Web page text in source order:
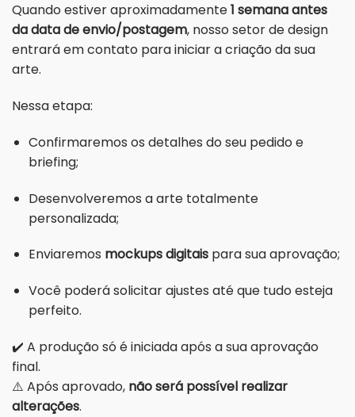
Quando estiver aproximadamente1 semana antes
da data de envio/postagem, nosso setor de design
entrará em contato para iniciar a criação da sua
arte.
Nessa etapa:
Confirmaremos os detalhes do seu pedido e
briefing;
Desenvolveremos a arte totalmente
personalizada;
Enviaremos mockups digitaispara sua aprovação;
Você poderá solicitar ajustes até que tudo esteja
perfeito.
✔️ A produção só é iniciada após a sua aprovação
final.
⚠️ Após aprovado, não será possível realizar
alterações.